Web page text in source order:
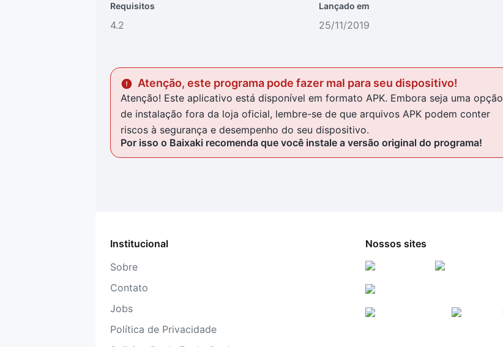
Requisitos
4.2
Lançado em
25/11/2019
Atenção, este programa pode fazer mal para seu dispositivo!
Atenção! Este aplicativo está disponível em formato APK. Embora seja uma opção
de instalação fora da loja oficial, lembre-se de que arquivos APK podem conter
riscos à segurança e desempenho do seu dispositivo.
Por isso o Baixaki recomenda que você instale a versão original do programa!
Institucional
Sobre
Contato
Jobs
Política de Privacidade
Nossos sites